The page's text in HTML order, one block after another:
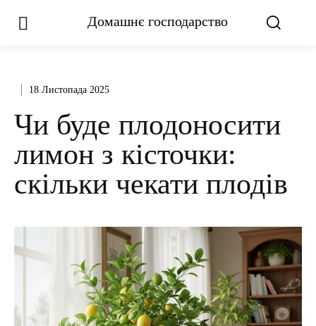
Домашнє господарство
18 Листопада 2025
Чи буде плодоносити
лимон з кісточки:
скільки чекати плодів